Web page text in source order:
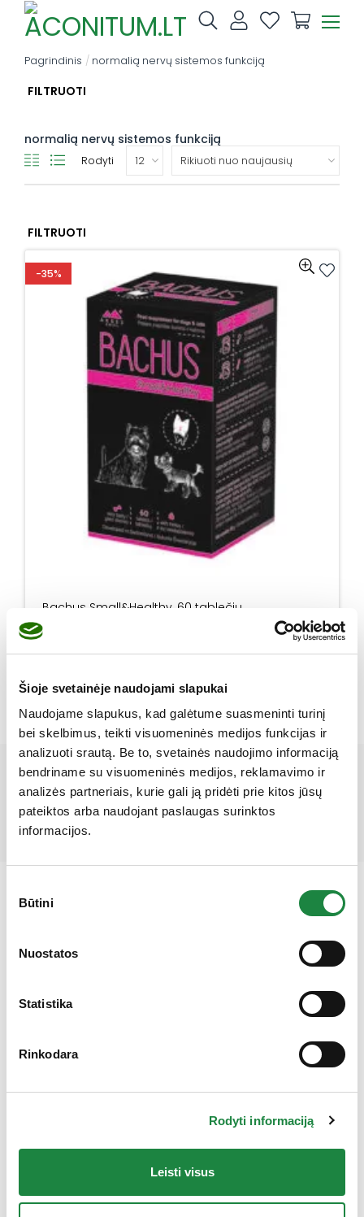
Šioje svetainėje naudojami slapukai
Naudojame slapukus, kad galėtume suasmeninti turinį
bei skelbimus, teikti visuomeninės medijos funkcijas ir
analizuoti srautą. Be to, svetainės naudojimo informaciją
bendriname su visuomeninės medijos, reklamavimo ir
analizės partneriais, kurie gali ją pridėti prie kitos jūsų
pateiktos arba naudojant paslaugas surinktos
informacijos.
pasirinkimas
Būtini
Nuostatos
Statistika
Rinkodara
Rodyti informaciją
Leisti visus
Pagrindinis / normalią nervų sistemos funkciją
FILTRUOTI
normalią nervų sistemos funkciją
Rodyti
FILTRUOTI
-35%
Bachus Small&Healthy, 60 tablečių
12,32
produkto kiekis: Bachus Small&Healthy, 60 tablečių
Mūsų partneriai
I-V: 8:00-16:30
eshop@aconitum.lt
Karjera
Gauk 10% nuolaidą!